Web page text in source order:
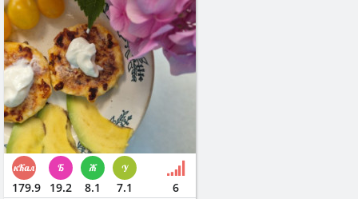
179.9 19.2 8.1 7.1 6